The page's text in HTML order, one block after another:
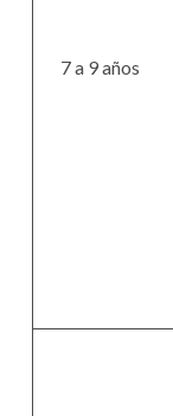
7 a 9 años